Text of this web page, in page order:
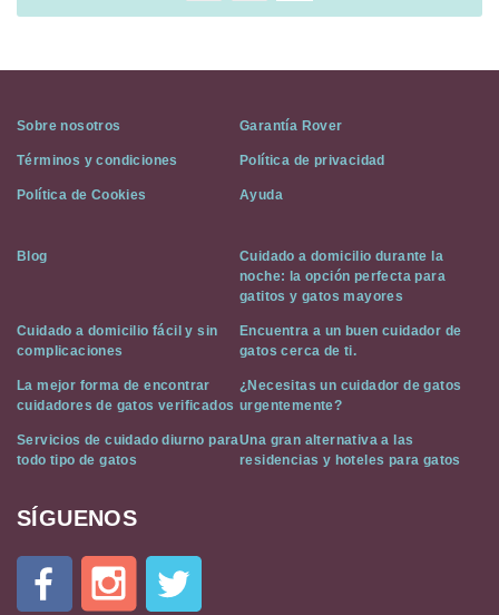
Sobre nosotros Garantía Rover
Términos y condiciones Política de privacidad
Política de Cookies Ayuda
Blog
Cuidado a domicilio durante la
noche: la opción perfecta para
gatitos y gatos mayores
Cuidado a domicilio fácil y sin
complicaciones
Encuentra a un buen cuidador de
gatos cerca de ti.
La mejor forma de encontrar
cuidadores de gatos verificados
¿Necesitas un cuidador de gatos
urgentemente?
Servicios de cuidado diurno para
todo tipo de gatos
Una gran alternativa a las
residencias y hoteles para gatos
Cat
Flat
SÍGUENOS